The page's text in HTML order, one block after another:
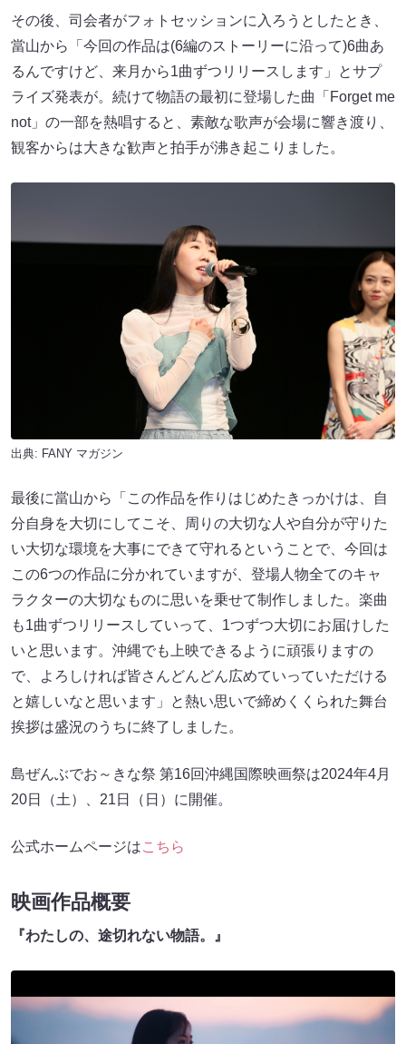
その後、司会者がフォトセッションに入ろうとしたとき、
當山から「今回の作品は(6編のストーリーに沿って)6曲あ
るんですけど、来月から1曲ずつリリースします」とサプ
ライズ発表が。続けて物語の最初に登場した曲「Forget me
not」の一部を熱唱すると、素敵な歌声が会場に響き渡り、
観客からは大きな歓声と拍手が沸き起こりました。
出典: FANY マガジン
最後に當山から「この作品を作りはじめたきっかけは、自
分自身を大切にしてこそ、周りの大切な人や自分が守りた
い大切な環境を大事にできて守れるということで、今回は
この6つの作品に分かれていますが、登場人物全てのキャ
ラクターの大切なものに思いを乗せて制作しました。楽曲
も1曲ずつリリースしていって、1つずつ大切にお届けした
いと思います。沖縄でも上映できるように頑張りますの
で、よろしければ皆さんどんどん広めていっていただける
と嬉しいなと思います」と熱い思いで締めくくられた舞台
挨拶は盛況のうちに終了しました。
島ぜんぶでお～きな祭 第16回沖縄国際映画祭は2024年4月
20日（土）、21日（日）に開催。
公式ホームページはこちら
映画作品概要
『わたしの、途切れない物語。』